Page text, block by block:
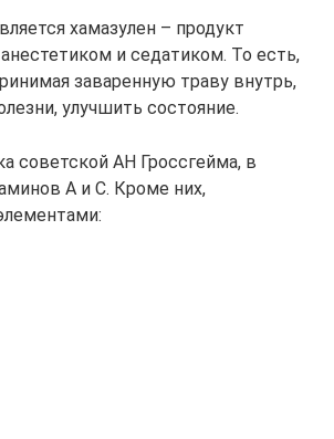
хамазулен – продукт
и седатиком. То есть,
заваренную траву внутрь,
улучшить состояние.
советской АН Гроссгейма, в
А и С. Кроме них,